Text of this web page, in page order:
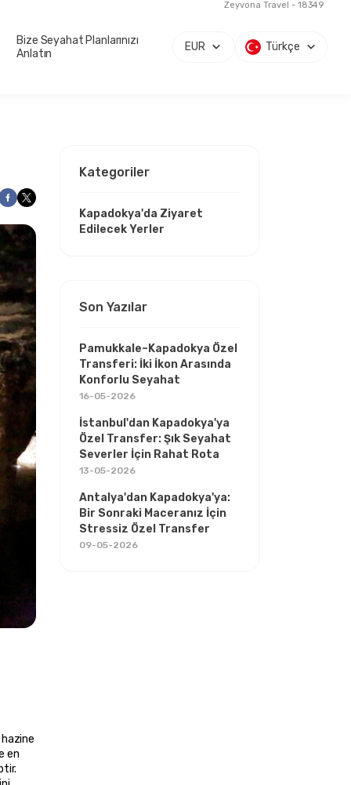
Zeyvona Travel - 18349
Bize Seyahat Planlarınızı
Anlatın
EUR Türkçe
en
Kategoriler
Kapadokya'da Ziyaret
Edilecek Yerler
Son Yazılar
Pamukkale–Kapadokya Özel
Transferi: İki İkon Arasında
Konforlu Seyahat
16-05-2026
İstanbul'dan Kapadokya'ya
Özel Transfer: Şık Seyahat
Severler İçin Rahat Rota
13-05-2026
Antalya'dan Kapadokya'ya:
Bir Sonraki Maceranız İçin
Stressiz Özel Transfer
09-05-2026